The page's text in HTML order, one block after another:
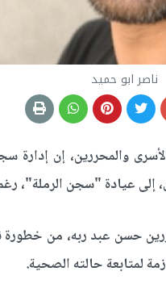
ناصر ابو حميد
والمحررين، إن إدارة
إلى عيادة "سجن
حسن عبد ربه، من خطورة
لمتابعة حالته الصحية.